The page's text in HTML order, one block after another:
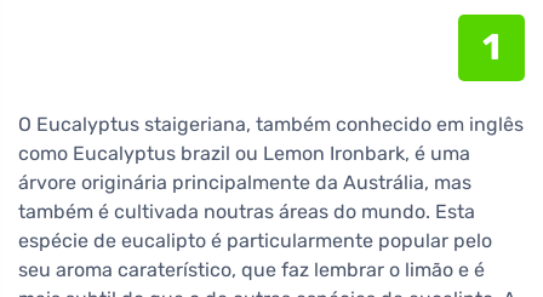
1
O Eucalyptus staigeriana, também conhecido em inglês
como Eucalyptus brazil ou Lemon Ironbark, é uma
árvore originária principalmente da Austrália, mas
também é cultivada noutras áreas do mundo. Esta
espécie de eucalipto é particularmente popular pelo
seu aroma caraterístico, que faz lembrar o limão e é